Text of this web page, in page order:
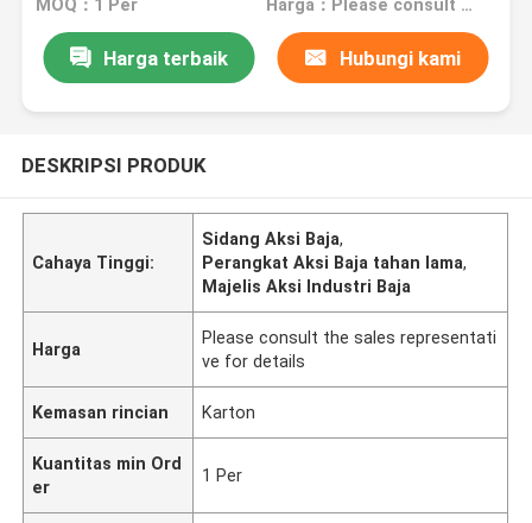
MOQ：1 Per Harga：Please consult the sales representative for details
Harga terbaik Hubungi kami
DESKRIPSI PRODUK
Cahaya Tinggi:
Sidang Aksi Baja,
Perangkat Aksi Baja tahan lama,
Majelis Aksi Industri Baja
Harga
Please consult the sales representati
ve for details
Kemasan rincian Karton
Kuantitas min Ord
er
1 Per